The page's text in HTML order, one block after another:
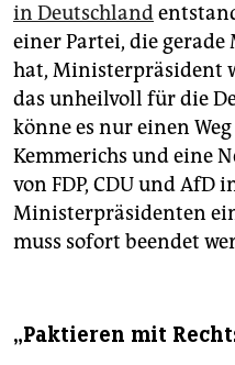
in Deutschland
einer Partei, die
hat, Ministerpräsident
das unheilvoll für die
könne es nur einen
Kemmerichs und eine
von FDP, CDU und
Ministerpräsidenten
muss sofort beendet
„Paktieren mit